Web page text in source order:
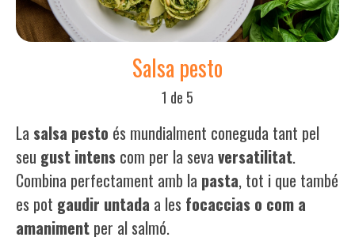
Salsa pesto
1 de 5
La salsa pesto és mundialment coneguda tant pel
seu gust intens com per la seva versatilitat.
Combina perfectament amb la pasta, tot i que també
es pot gaudir untada a les focaccias o com a
amaniment per al salmó.